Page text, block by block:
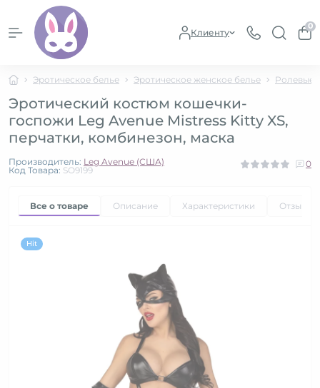
Клиенту
0
Эротическое белье Эротическое женское белье Ролевые
Эротический костюм кошечки-
госпожи Leg Avenue Mistress Kitty XS,
перчатки, комбинезон, маска
Производитель: Leg Avenue (США)
Код Товара: SO9199
0
Все о товаре Описание Характеристики Отзывы
Hit